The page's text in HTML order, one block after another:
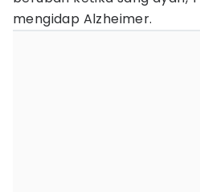
mengidap Alzheimer.